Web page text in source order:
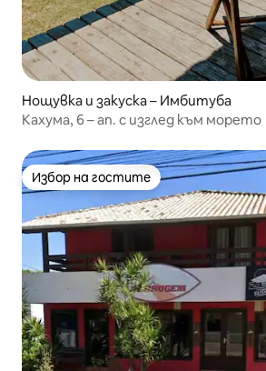
Нощувка и закуска – Имбитуба
Кахума, 6 – ап. с изглед към морето
Избор на гостите
Избор на гостите